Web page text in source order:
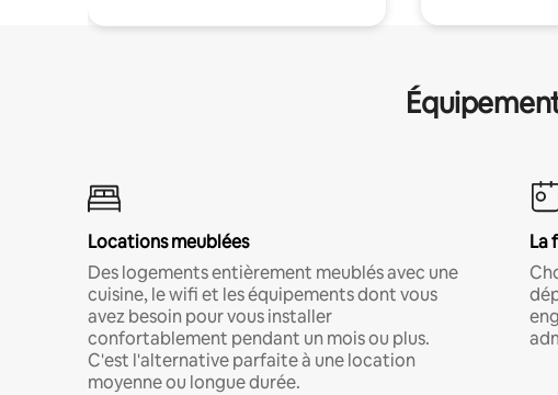
Locations meublées
Des logements entièrement meublés avec une
cuisine, le wifi et les équipements dont vous
avez besoin pour vous installer
confortablement pendant un mois ou plus.
C'est l'alternative parfaite à une location
moyenne ou longue durée.
La